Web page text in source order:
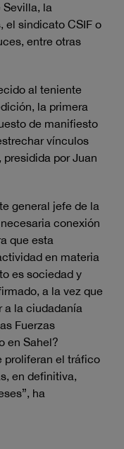
Sevilla, la
el sindicato CSIF o
entre otras
al teniente
la primera
de manifiesto
vínculos
por Juan
general jefe de la
conexión
que esta
en materia
es sociedad y
a la vez que
a la ciudadanía
Fuerzas
en Sahel?
proliferan el tráfico
en definitiva,
ha